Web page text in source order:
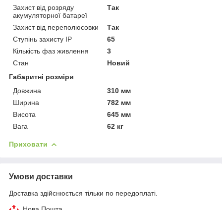
Захист від розряду
акумуляторної батареї
Так
Захист від переполюсовки
Так
Ступінь захисту IP
65
Кількість фаз живлення
3
Стан
Новий
Габаритні розміри
Довжина
310 мм
Ширина
782 мм
Висота
645 мм
Вага
62 кг
Приховати
Умови доставки
Доставка здійснюється тільки по передоплаті.